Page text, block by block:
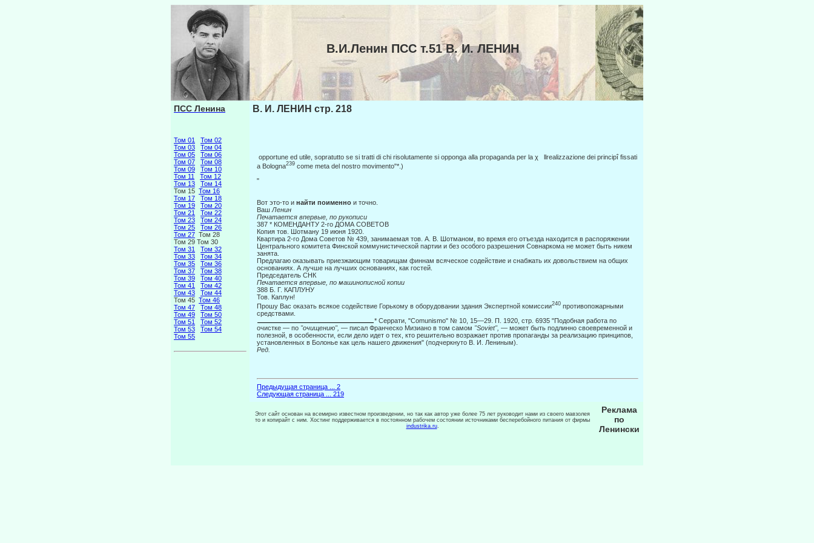
В.И.Ленин ПСС т.51 В. И. ЛЕНИН
ПСС Ленина
Том 01
Том 02
Том 03
Том 04
Том 05
Том 06
Том 07
Том 08
Том 09
Том 10
Том 11
Том 12
Том 13
Том 14
Том 15 Том 16
Том 17
Том 18
Том 19
Том 20
Том 21
Том 22
Том 23
Том 24
Том 25
Том 26
Том 27 Том 28
Том 29 Том 30
Том 31
Том 32
Том 33
Том 34
Том 35
Том 36
Том 37
Том 38
Том 39
Том 40
Том 41
Том 42
Том 43
Том 44
Том 45 Том 46
Том 47
Том 48
Том 49
Том 50
Том 51
Том 52
Том 53
Том 54
Том 55
В. И. ЛЕНИН стр. 218
opportune ed utile, sopratutto se si tratti di chi risolutamente si opponga alla propaganda per la χ llrealizzazione dei principî fissati
a Bologna239 come meta del nostro movimento"*.)
"
Вот это-то и найти поименно и точно.
Ваш Ленин
Печатается впервые, по рукописи
387 * КОМЕНДАНТУ 2-го ДОМА СОВЕТОВ
Копия тов. Шотману 19 июня 1920.
Квартира 2-го Дома Советов № 439, занимаемая тов. А. В. Шотманом, во время его отъезда находится в распоряжении
Центрального комитета Финской коммунистиче­ской партии и без особого разрешения Совнаркома не может быть никем
занята.
Предлагаю оказывать приезжающим товарищам финнам всяческое содействие и снабжать их довольствием на общих
основаниях. А лучше на лучших основаниях, как гостей.
Председатель СНК
Печатается впервые, по машинописной копии
388 Б. Г. КАПЛУНУ
Тов. Каплун!
Прошу Вас оказать всякое содействие Горькому в оборудовании здания Экспертной комиссии240 противопожарными
средствами.
* Серрати, "Comunismo" № 10, 15—29. П. 1920, стр. 6935 "Подобная работа по
очистке — по "очище­нию", — писал Франческо Мизиано в том самом "Soviet", — может быть подлинно своевременной и
по­лезной, в особенности, если дело идет о тех, кто решительно возражает против пропаганды за реализа­цию принципов,
установленных в Болонье как цель нашего движения" (подчеркнуто В. И. Лениным).
Ред.
Предыдущая страница ... 2
Следующая страница ... 219
Этот сайт основан на всемирно известном произведении, но так как автор уже более 75 лет руководит нами из своего мавзолея
то и копирайт с ним. Хостинг поддерживается в постоянном рабочем состоянии источниками бесперебойного питания от фирмы
industrika.ru.
Реклама
по
Ленински